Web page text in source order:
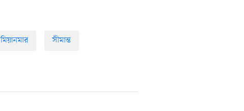
মিয়ানমার সীমান্ত